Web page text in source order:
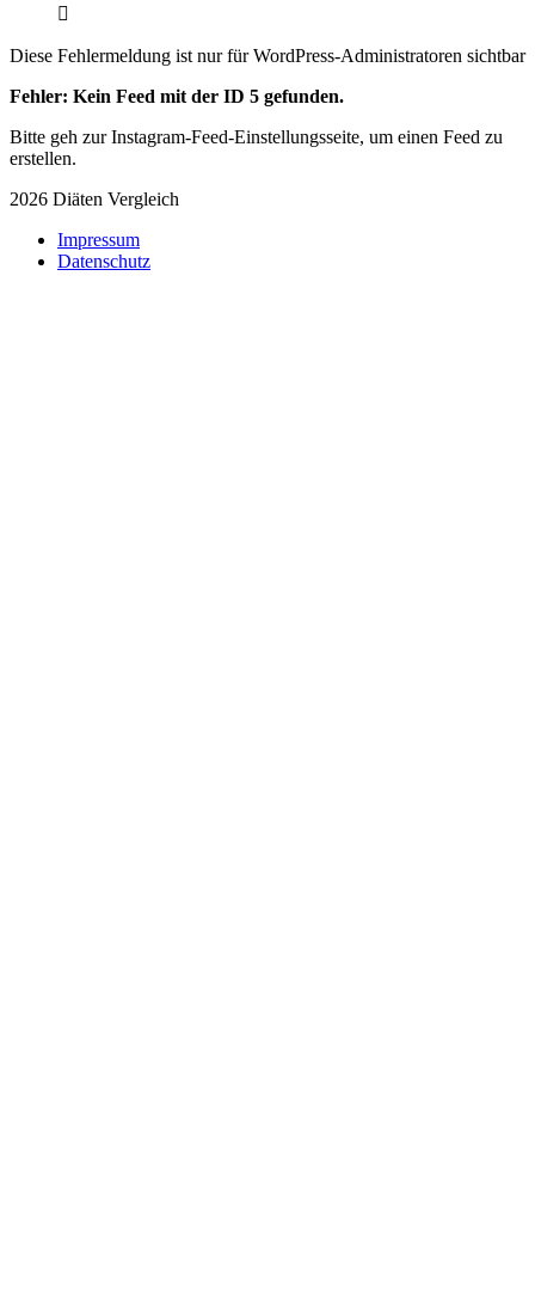
Diese Fehlermeldung ist nur für WordPress-Administratoren sichtbar
Fehler: Kein Feed mit der ID 5 gefunden.
Bitte geh zur Instagram-Feed-Einstellungsseite, um einen Feed zu
erstellen.
2026 Diäten Vergleich
Impressum
Datenschutz